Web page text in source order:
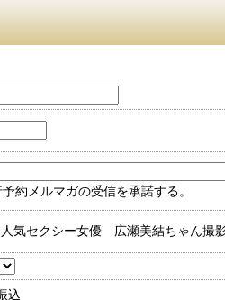
約メルマガの受信を承諾する。
気セクシー女優 広瀬美結ちゃん撮
込